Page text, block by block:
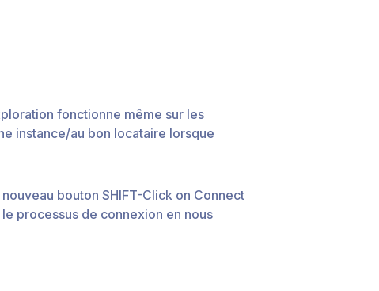
fonctionne même sur les
instance/au bon locataire lorsque
bouton SHIFT-Click on Connect
processus de connexion en nous